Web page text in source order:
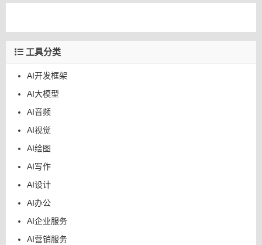
工具分类
AI开发框架
AI大模型
AI音频
AI视觉
AI绘图
AI写作
AI设计
AI办公
AI企业服务
AI营销服务